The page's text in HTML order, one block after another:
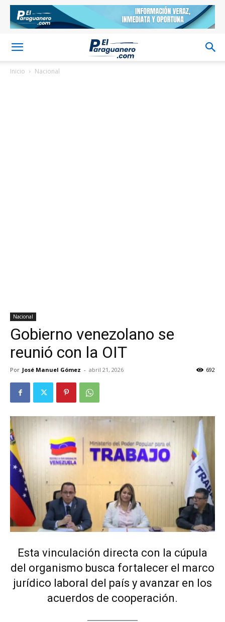
Inicio Nacional
Nacional
Gobierno venezolano se
reunió con la OIT
Por José Manuel Gómez - abril 21, 2026 692
Esta vinculación directa con la cúpula
del organismo busca fortalecer el marco
jurídico laboral del país y avanzar en los
acuerdos de cooperación.